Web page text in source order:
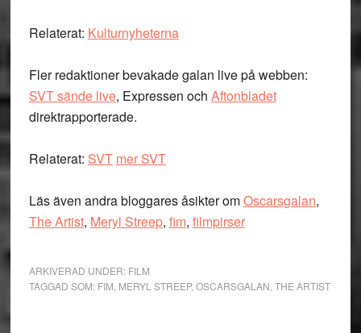
Relaterat: Kulturnyheterna
Fler redaktioner bevakade galan live på webben:
SVT sände live, Expressen och Aftonbladet
direktrapporterade.
Relaterat: SVT mer SVT
Läs även andra bloggares åsikter omOscarsgalan,
The Artist, Meryl Streep, fim, filmpirser
ARKIVERAD UNDER: FILM
TAGGAD SOM: FIM MERYL STREEP, OSCARSGALAN THE ARTIST